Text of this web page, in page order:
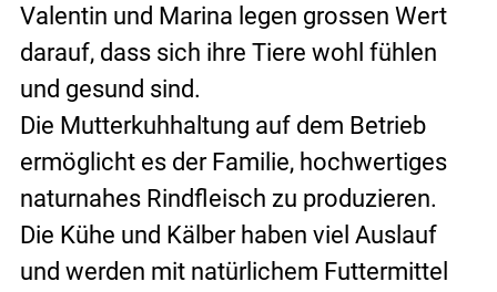
Valentin und Marina legen grossen Wert
darauf, dass sich ihre Tiere wohl fühlen
und gesund sind.
Die Mutterkuhhaltung auf dem Betrieb
ermöglicht es der Familie, hochwertiges
naturnahes Rindfleisch zu produzieren.
Die Kühe und Kälber haben viel Auslauf
und werden mit natürlichem Futtermittel